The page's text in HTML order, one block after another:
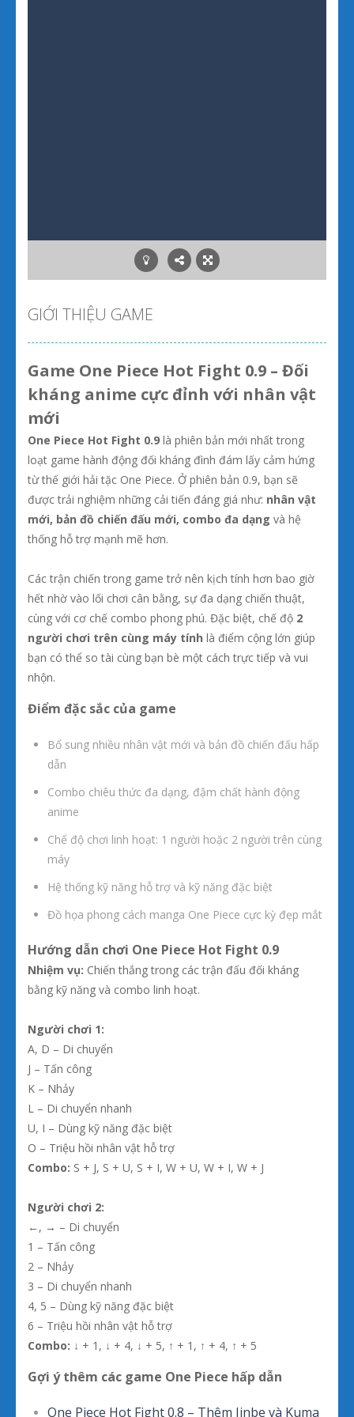
GIỚI THIỆU GAME
Game One Piece Hot Fight 0.9 – Đối
kháng anime cực đỉnh với nhân vật
mới
One Piece Hot Fight 0.9 là phiên bản mới nhất trong
loạt game hành động đối kháng đình đám lấy cảm hứng
từ thế giới hải tặc One Piece. Ở phiên bản 0.9, bạn sẽ
được trải nghiệm những cải tiến đáng giá như: nhân vật
mới, bản đồ chiến đấu mới, combo đa dạng và hệ
thống hỗ trợ mạnh mẽ hơn.
Các trận chiến trong game trở nên kịch tính hơn bao giờ
hết nhờ vào lối chơi cân bằng, sự đa dạng chiến thuật,
cùng với cơ chế combo phong phú. Đặc biệt, chế độ 2
người chơi trên cùng máy tính là điểm cộng lớn giúp
bạn có thể so tài cùng bạn bè một cách trực tiếp và vui
nhộn.
Điểm đặc sắc của game
Bổ sung nhiều nhân vật mới và bản đồ chiến đấu hấp
dẫn
Combo chiêu thức đa dạng, đậm chất hành động
anime
Chế độ chơi linh hoạt: 1 người hoặc 2 người trên cùng
máy
Hệ thống kỹ năng hỗ trợ và kỹ năng đặc biệt
Đồ họa phong cách manga One Piece cực kỳ đẹp mắt
Hướng dẫn chơi One Piece Hot Fight 0.9
Nhiệm vụ: Chiến thắng trong các trận đấu đối kháng
bằng kỹ năng và combo linh hoạt.
Người chơi 1:
A, D – Di chuyển
J – Tấn công
K – Nhảy
L – Di chuyển nhanh
U, I – Dùng kỹ năng đặc biệt
O – Triệu hồi nhân vật hỗ trợ
Combo: S + J, S + U, S + I, W + U, W + I, W + J
Người chơi 2:
←, → – Di chuyển
1 – Tấn công
2 – Nhảy
3 – Di chuyển nhanh
4, 5 – Dùng kỹ năng đặc biệt
6 – Triệu hồi nhân vật hỗ trợ
Combo: ↓ + 1, ↓ + 4, ↓ + 5, ↑ + 1, ↑ + 4, ↑ + 5
Gợi ý thêm các game One Piece hấp dẫn
One Piece Hot Fight 0.8 – Thêm Jinbe và Kuma